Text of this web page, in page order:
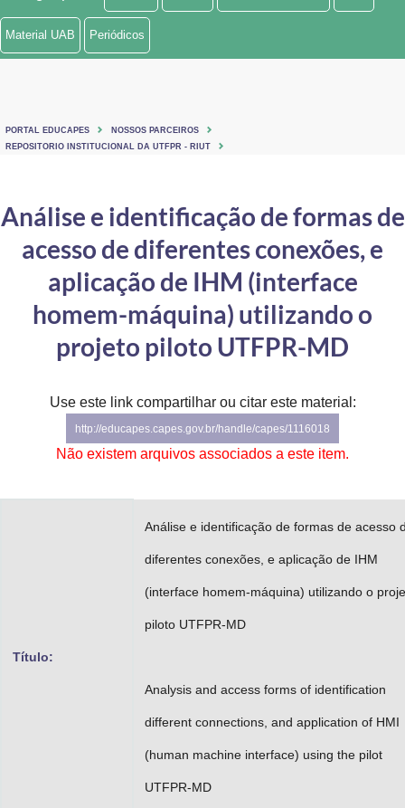
Ministério de Minas e Energia
Ministério do Turismo
Controladoria-Geral da União
Secretaria-Geral
Secretaria de Governo
Advocacia-Geral da União
Banco Central do Brasil
Planalto
Material UAB Periódicos
PORTAL EDUCAPES
NOSSOS PARCEIROS
REPOSITORIO INSTITUCIONAL DA UTFPR - RIUT
Análise e identificação de formas de
acesso de diferentes conexões, e
aplicação de IHM (interface
homem-máquina) utilizando o
projeto piloto UTFPR-MD
Use este link compartilhar ou citar este material:
http://educapes.capes.gov.br/handle/capes/1116018
Não existem arquivos associados a este item.
Título:
Análise e identificação de formas de acesso
diferentes conexões, e aplicação de IHM
(interface homem-máquina) utilizando o
piloto UTFPR-MD
Analysis and access forms of identification
different connections, and application of HMI
(human machine interface) using the pilot
UTFPR-MD